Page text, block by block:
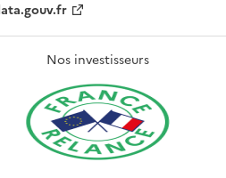
Nos investisseurs